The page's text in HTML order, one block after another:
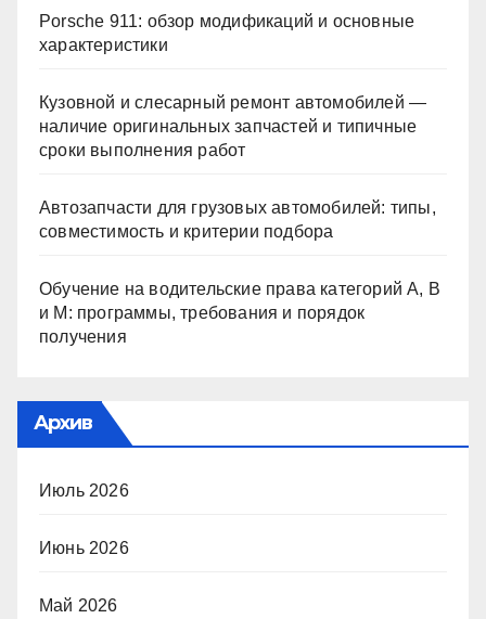
Porsche 911: обзор модификаций и основные
характеристики
Кузовной и слесарный ремонт автомобилей —
наличие оригинальных запчастей и типичные
сроки выполнения работ
Автозапчасти для грузовых автомобилей: типы,
совместимость и критерии подбора
Обучение на водительские права категорий A, B
и M: программы, требования и порядок
получения
Архив
Июль 2026
Июнь 2026
Май 2026